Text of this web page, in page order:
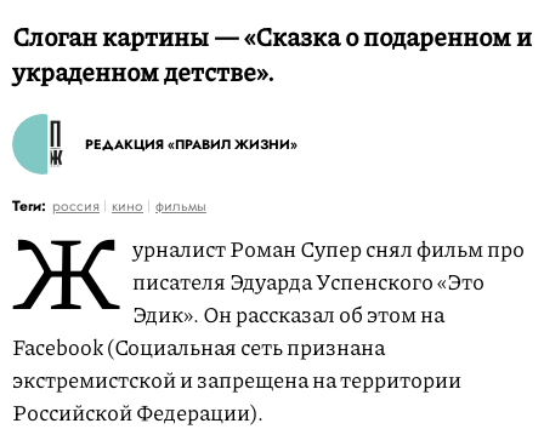
Слоган картины — «Сказка о подаренном и
украденном детстве».
РЕДАКЦИЯ «ПРАВИЛ ЖИЗНИ»
Теги: россия кино фильмы
Ж урналист Роман Супер снял фильм про
писателя Эдуарда Успенского «Это
Эдик». Он рассказал об этом на
Facebook (Социальная сеть признана
экстремистской и запрещена на территории
Российской Федерации).